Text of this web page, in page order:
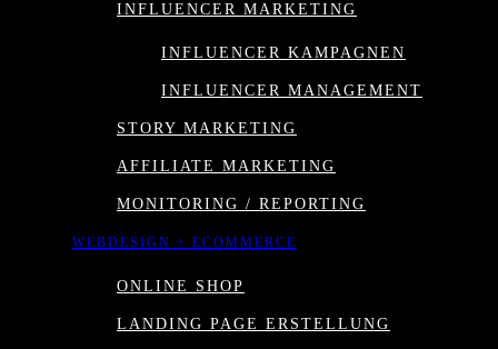
INFLUENCER MARKETING
INFLUENCER KAMPAGNEN
INFLUENCER MANAGEMENT
STORY MARKETING
AFFILIATE MARKETING
MONITORING / REPORTING
WEBDESIGN + ECOMMERCE
ONLINE SHOP
LANDING PAGE ERSTELLUNG
Strategische Konzeption